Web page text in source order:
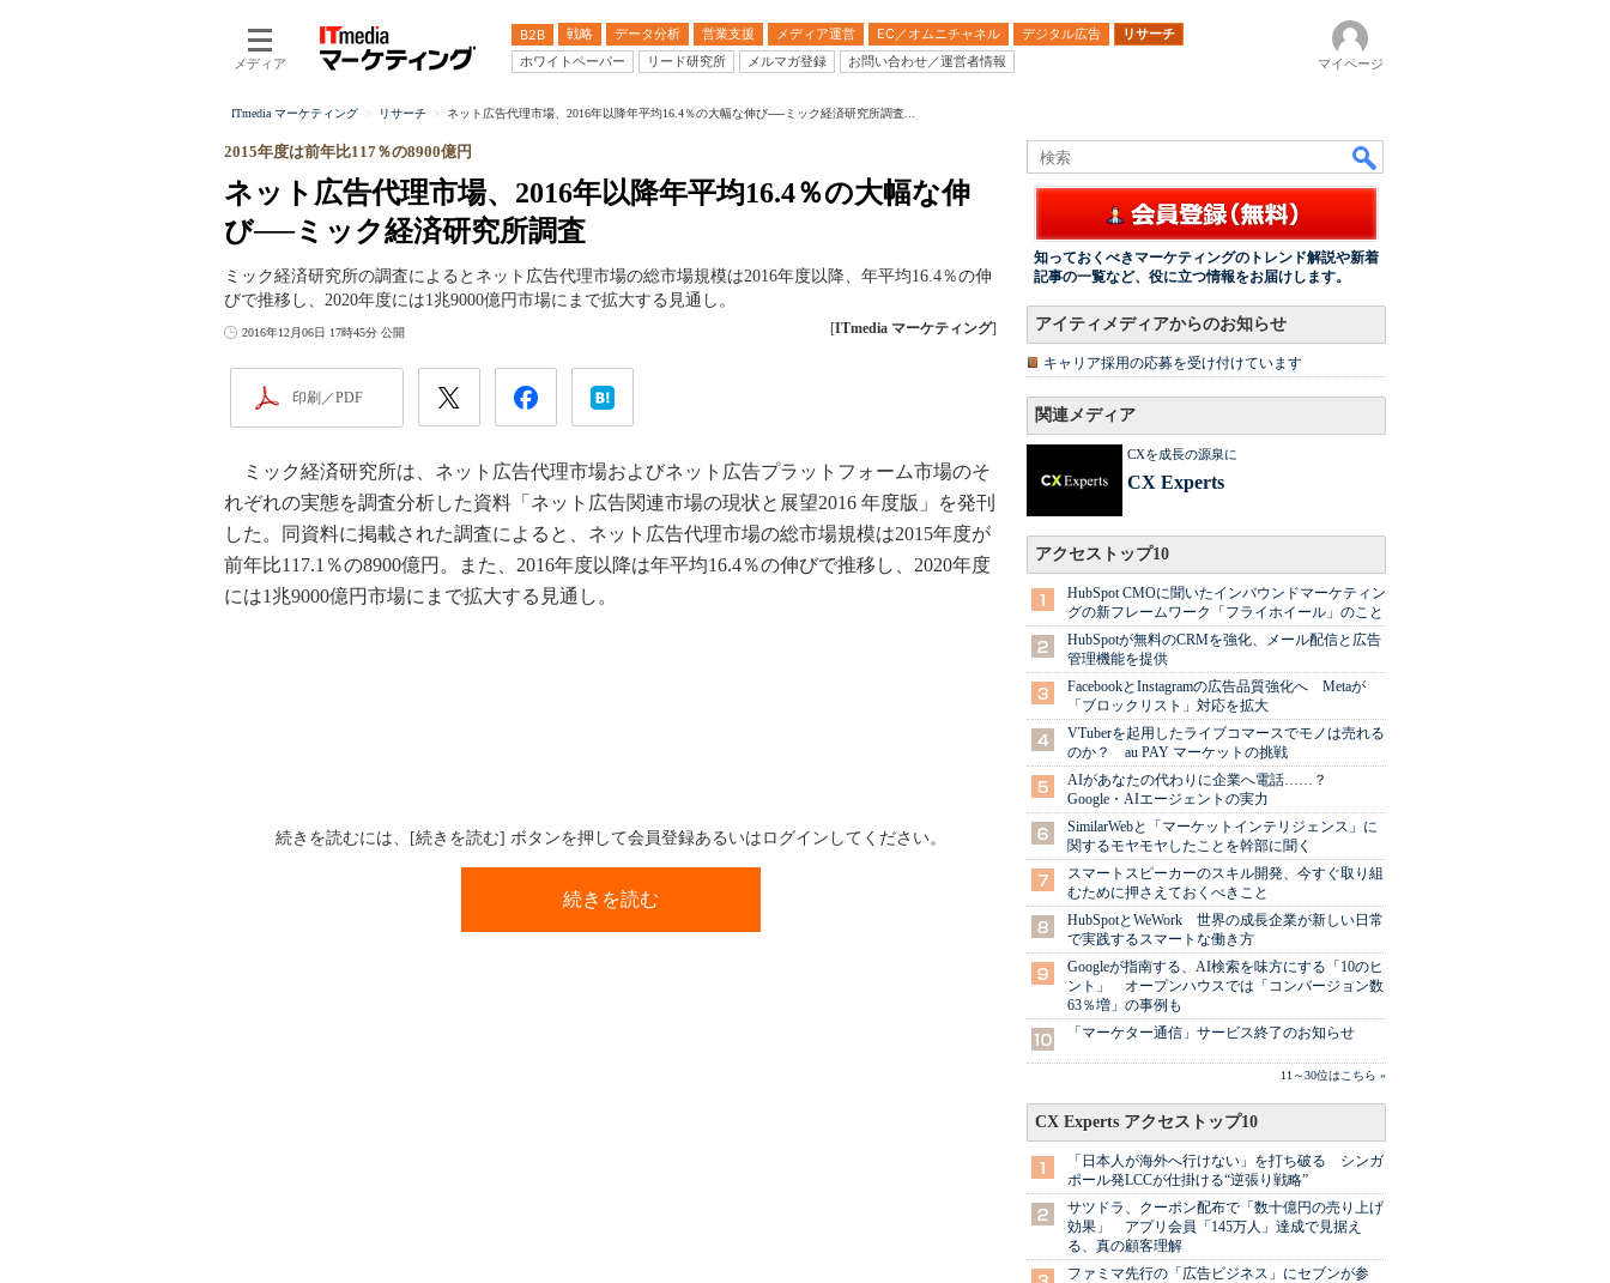
メディア
B2B 戦略 データ分析 営業支援 メディア運営 EC／オムニチャネル デジタル広告
リサーチ
ホワイトペーパー
リード研究所 メルマガ登録 お問い合わせ／運営者情報 マイページ
ITmedia マーケティング リサーチ ネット広告代理市場、2016年以降年平均16.4％の大幅な伸び──ミック経済研究所調査...
ネット広告代理市場、2016年以降年平均16.4％の大幅な伸
び──ミック経済研究所調査
2015年度は前年比117％の8900億円
ミック経済研究所の調査によるとネット広告代理市場の総市場規模は2016年度以降、年平均16.4％の伸
びで推移し、2020年度には1兆9000億円市場にまで拡大する見通し。
2016年12月06日 17時45分 公開 [ITmedia マーケティング]
印刷／PDF
ミック経済研究所は、ネット広告代理市場およびネット広告プラットフォーム市場のそ
れぞれの実態を調査分析した資料「ネット広告関連市場の現状と展望2016 年度版」を発刊
した。同資料に掲載された調査によると、ネット広告代理市場の総市場規模は2015年度が
前年比117.1％の8900億円。また、2016年度以降は年平均16.4％の伸びで推移し、2020年度
には1兆9000億円市場にまで拡大する見通し。
続きを読むには、[続きを読む] ボタンを押して会員登録あるいはログインしてください。
続きを読む
知っておくべきマーケティングのトレンド解説や新着
記事の一覧など、役に立つ情報をお届けします。
アイティメディアからのお知らせ
キャリア採用の応募を受け付けています
関連メディア
CXを成長の源泉に
CX Experts
アクセストップ10
HubSpot CMOに聞いたインバウンドマーケティン
グの新フレームワーク「フライホイール」のこと
HubSpotが無料のCRMを強化、メール配信と広告
管理機能を提供
FacebookとInstagramの広告品質強化へ Metaが
「ブロックリスト」対応を拡大
VTuberを起用したライブコマースでモノは売れる
のか？ au PAY マーケットの挑戦
AIがあなたの代わりに企業へ電話……？
Google・AIエージェントの実力
SimilarWebと「マーケットインテリジェンス」に
関するモヤモヤしたことを幹部に聞く
スマートスピーカーのスキル開発、今すぐ取り組
むために押さえておくべきこと
HubSpotとWeWork 世界の成長企業が新しい日常
で実践するスマートな働き方
Googleが指南する、AI検索を味方にする「10のヒ
ント」 オープンハウスでは「コンバージョン数
63％増」の事例も
「マーケター通信」サービス終了のお知らせ
11～30位はこちら »
CX Experts アクセストップ10
「日本人が海外へ行けない」を打ち破る シンガ
ポール発LCCが仕掛ける“逆張り戦略”
サツドラ、クーポン配布で「数十億円の売り上げ
効果」 アプリ会員「145万人」達成で見据え
る、真の顧客理解
ファミマ先行の「広告ビジネス」にセブンが参